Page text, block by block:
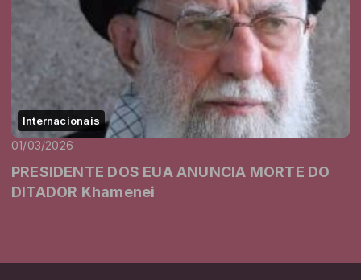
Internacionais
01/03/2026
PRESIDENTE DOS EUA ANUNCIA MORTE DO
DITADOR Khamenei